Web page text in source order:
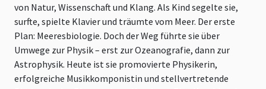
von Natur, Wissenschaft und Klang. Als Kind segelte sie,
surfte, spielte Klavier und träumte vom Meer. Der erste
Plan: Meeresbiologie. Doch der Weg führte sie über
Umwege zur Physik – erst zur Ozeanografie, dann zur
Astrophysik. Heute ist sie promovierte Physikerin,
erfolgreiche Musikkomponistin und stellvertretende